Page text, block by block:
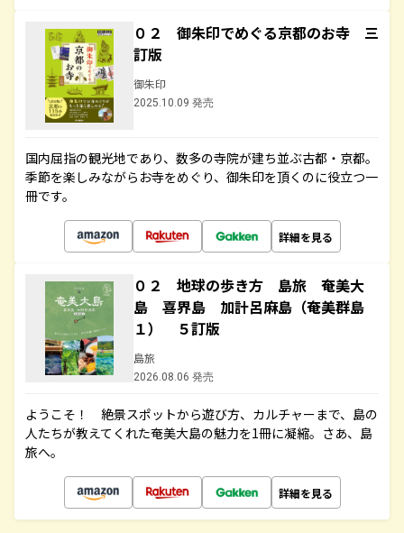
０２ 御朱印でめぐる京都のお寺 三
訂版
御朱印
2025.10.09 発売
国内屈指の観光地であり、数多の寺院が建ち並ぶ古都・京都。
季節を楽しみながらお寺をめぐり、御朱印を頂くのに役立つ一
冊です。
詳細を見る
０２ 地球の歩き方 島旅 奄美大
島 喜界島 加計呂麻島（奄美群島
１） ５訂版
島旅
2026.08.06 発売
ようこそ！ 絶景スポットから遊び方、カルチャーまで、島の
人たちが教えてくれた奄美大島の魅力を1冊に凝縮。さあ、島
旅へ。
詳細を見る